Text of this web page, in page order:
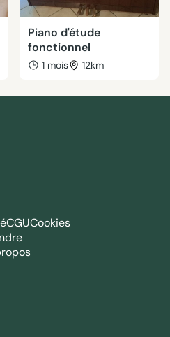
Piano d'étude
fonctionnel
1 mois 12km
CGUCookies